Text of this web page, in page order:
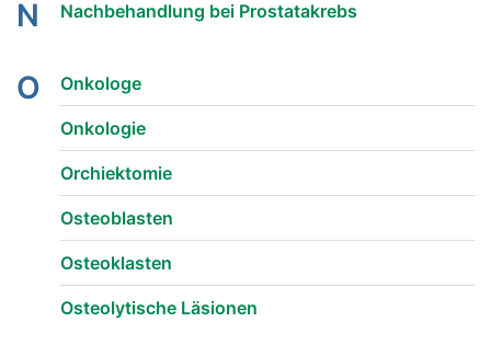
N Nachbehandlung bei Prostatakrebs
O Onkologe
Onkologie
Orchiektomie
Osteoblasten
Osteoklasten
Osteolytische Läsionen